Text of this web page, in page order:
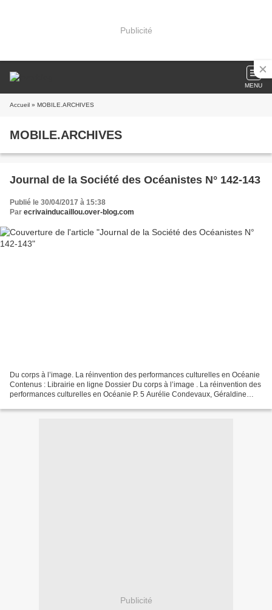
Publicité
MENU
Accueil » MOBILE.ARCHIVES
MOBILE.ARCHIVES
Journal de la Société des Océanistes N° 142-143
Publié le 30/04/2017 à 15:38
Par ecrivainducaillou.over-blog.com
Du corps à l’image. La réinvention des performances culturelles en Océanie
Contenus : Librairie en ligne Dossier Du corps à l’image . La réinvention des
performances culturelles en Océanie P. 5 Aurélie Condevaux, Géraldine
Publicité